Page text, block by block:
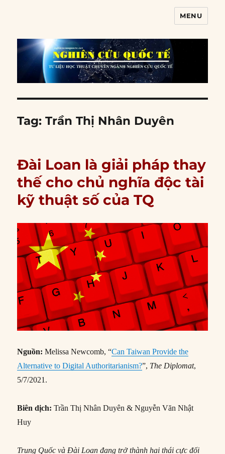
MENU
Tag:Trần Thị Nhân Duyên
Đài Loan là giải pháp thay
thế cho chủ nghĩa độc tài
kỹ thuật số của TQ
Nguồn: Melissa Newcomb, “Can Taiwan Provide the
Alternative to Digital Authoritarianism?”, The Diplomat,
5/7/2021.
Biên dịch: Trần Thị Nhân Duyên & Nguyễn Văn Nhật
Huy
Trung Quốc và Đài Loan đang trở thành hai thái cực đối